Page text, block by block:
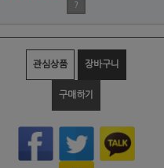
?
관심상품 장바구니
구매하기